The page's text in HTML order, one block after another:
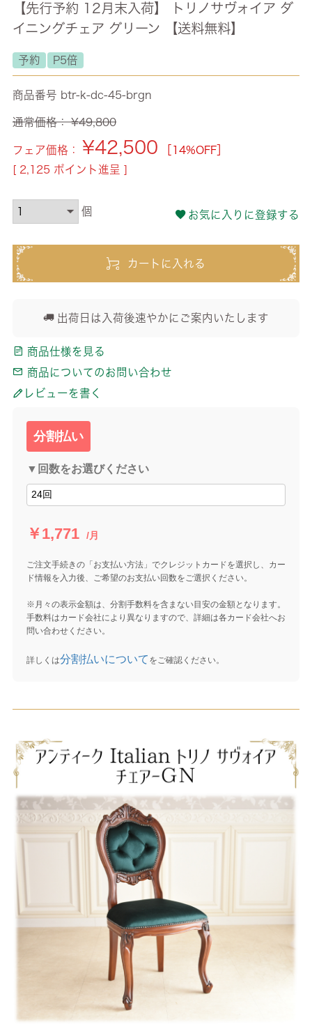
【先行予約 12月末入荷】 トリノサヴォイア ダ
イニングチェア グリーン 【送料無料】
予約 P5倍
商品番号 btr-k-dc-45-brgn
通常価格： ¥49,800
フェア価格： ¥42,500
［14%OFF］
[ 2,125 ポイント進呈 ]
お気に入りに登録する
カートに入れる
出荷日は入荷後速やかにご案内いたします
商品仕様を見る
商品についてのお問い合わせ
レビューを書く
分割払い
▼回数をお選びください
￥1,771 /月
ご注文手続きの「お支払い方法」でクレジットカードを選択し、カー
ド情報を入力後、ご希望のお支払い回数をご選択ください。
※月々の表示金額は、分割手数料を含まない目安の金額となります。
手数料はカード会社により異なりますので、詳細は各カード会社へお
問い合わせください。
詳しくは分割払いについて をご確認ください。